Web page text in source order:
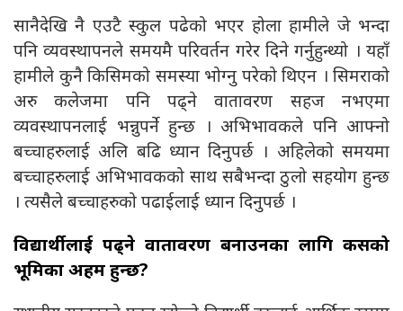
सानैदेखि नै एउटै स्कुल पढेको भएर होला हामीले जे भन्दा
पनि व्यवस्थापनले समयमै परिवर्तन गरेर दिने गर्नुहुन्थ्यो । यहाँ
हामीले कुनै किसिमको समस्या भोग्नु परेको थिएन । सिमराको
अरु कलेजमा पनि पढ्ने वातावरण सहज नभएमा
व्यवस्थापनलाई भन्नुपर्ने हुन्छ । अभिभावकले पनि आफ्नो
बच्चाहरुलाई अलि बढि ध्यान दिनुपर्छ । अहिलेको समयमा
बच्चाहरुलाई अभिभावकको साथ सबैभन्दा ठुलो सहयोग हुन्छ
। त्यसैले बच्चाहरुको पढाईलाई ध्यान दिनुपर्छ ।
विद्यार्थीलाई पढ्ने वातावरण बनाउनका लागि कसको
भूमिका अहम हुन्छ?